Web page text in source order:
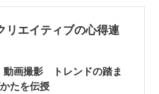
リエイティブの心得連
動画撮影 トレンドの踏ま
たを伝授